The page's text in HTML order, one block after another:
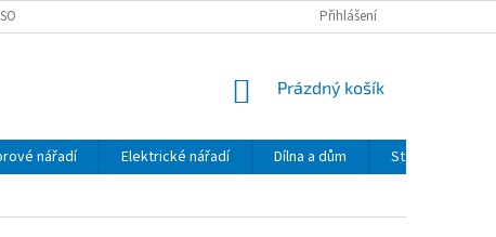
ÚDAJŮ Přihlášení
NÁKUPNÍ
Prázdný košík
nářadí Elektrické nářadí Dílna a dům
Stavební